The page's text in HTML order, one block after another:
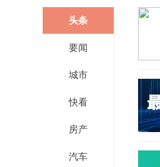
头条
要闻
城市
快看
房产
汽车